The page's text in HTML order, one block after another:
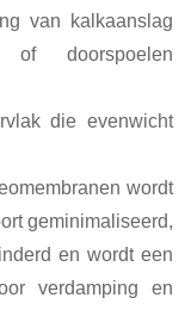
van kalkaanslag
doorspoelen
die evenwicht
wordt
geminimaliseerd,
en wordt een
verdamping en